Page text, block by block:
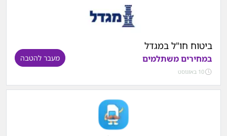
ביטוח חו"ל במגדל
במחירים משתלמים
10 באוגוסט
מעבר להטבה